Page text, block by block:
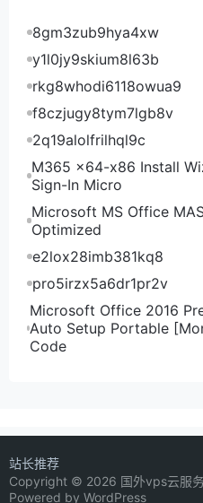
8gm3zub9hya4xw
y1l0jy9skium8l63b
rkg8whodi6118owua9
f8czjugy8tym7lgb8v
2q19alolfrilhql9c
M365 x64-x86 Install
Sign-In Micro
Microsoft MS Office
Optimized
e2lox28imb381kq8
pro5irzx5a6dr1pr2v
Microsoft Office 2016
Auto Setup Portable
Code
站长推荐
Copyright © 2026 国外vps云服
Powered by WordPress